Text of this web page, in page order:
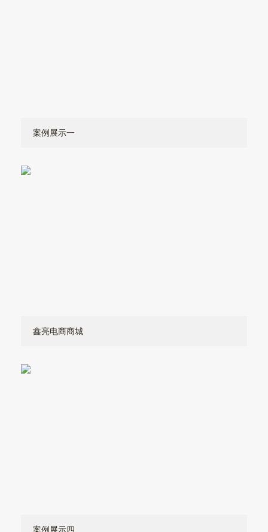
案例展示一
鑫亮电商商城
案例展示四